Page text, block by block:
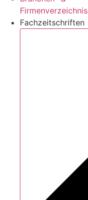
Firmenverzeichnis
Fachzeitschriften